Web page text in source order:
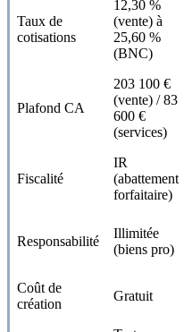
Taux de
cotisations
12,30 %
(vente) à
25,60 %
(BNC)
Plafond CA
203 100 €
(vente) / 83
600 €
(services)
Fiscalité
IR
(abattement
forfaitaire)
Responsabilité
Illimitée
(biens pro)
Coût de
création
Gratuit